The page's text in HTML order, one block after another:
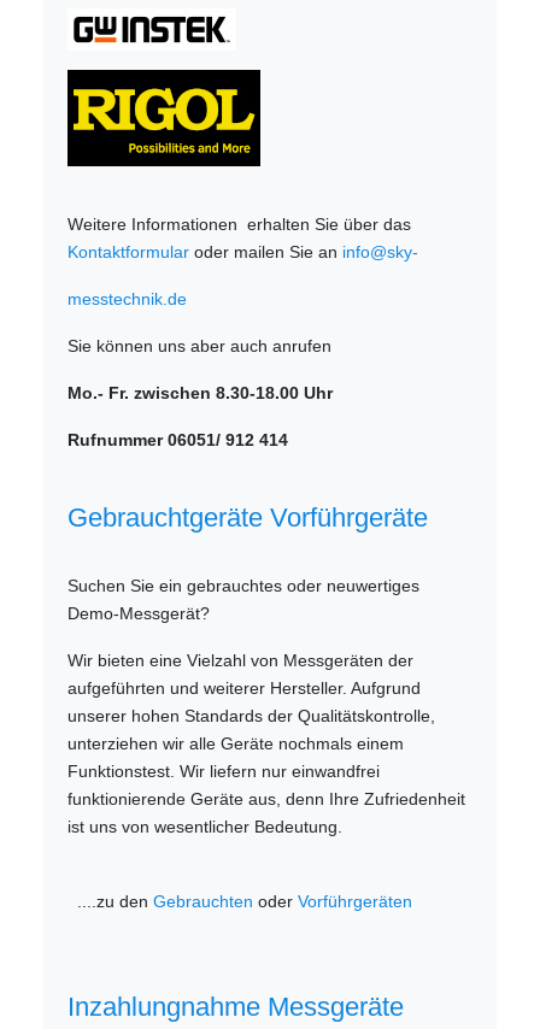
Weitere Informationen erhalten Sie über das
Kontaktformular oder mailen Sie an info@sky-
messtechnik.de
Sie können uns aber auch anrufen
Mo.- Fr. zwischen 8.30-18.00 Uhr
Rufnummer 06051/ 912 414
Gebrauchtgeräte Vorführgeräte
Suchen Sie ein gebrauchtes oder neuwertiges
Demo-Messgerät?
Wir bieten eine Vielzahl von Messgeräten der
aufgeführten und weiterer Hersteller. Aufgrund
unserer hohen Standards der Qualitätskontrolle,
unterziehen wir alle Geräte nochmals einem
Funktionstest. Wir liefern nur einwandfrei
funktionierende Geräte aus, denn Ihre Zufriedenheit
ist uns von wesentlicher Bedeutung.
....zu denGebrauchten oderVorführgeräten
Inzahlungnahme Messgeräte